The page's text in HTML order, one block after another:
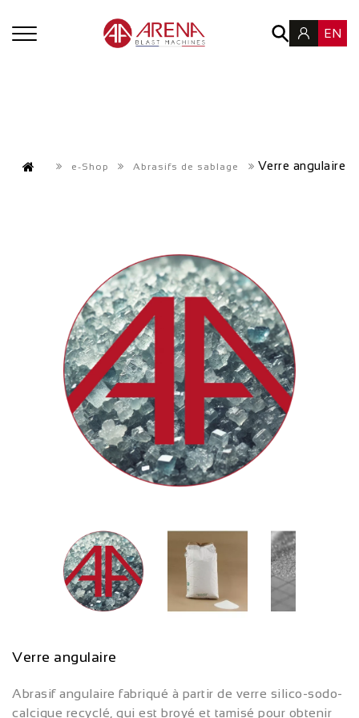
EN
e-Shop Abrasifs de sablage Verre angulaire
Verre angulaire
Abrasif angulaire fabriqué à partir de verre silico-sodo-
calcique recyclé, qui est broyé et tamisé pour obtenir